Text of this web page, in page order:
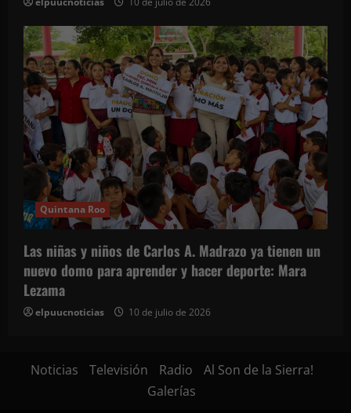
Quintana Roo
Las niñas y niños de Carlos A. Madrazo ya tienen un
nuevo domo para aprender y hacer deporte: Mara
Lezama
elpuucnoticias 10 de julio de 2026
Noticias Televisión Radio
Al Son de la Sierra!
Galerías